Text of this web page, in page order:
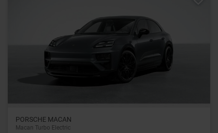
PORSCHE MACAN
Macan Turbo Electric